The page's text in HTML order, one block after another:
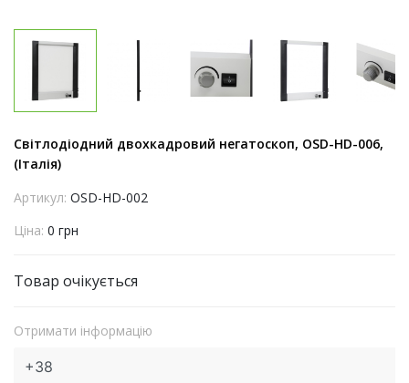
Світлодіодний двохкадровий негатоскоп, OSD-HD-006,
(Італія)
Артикул: OSD-HD-002
Ціна: 0 грн
Товар очікується
Отримати інформацію